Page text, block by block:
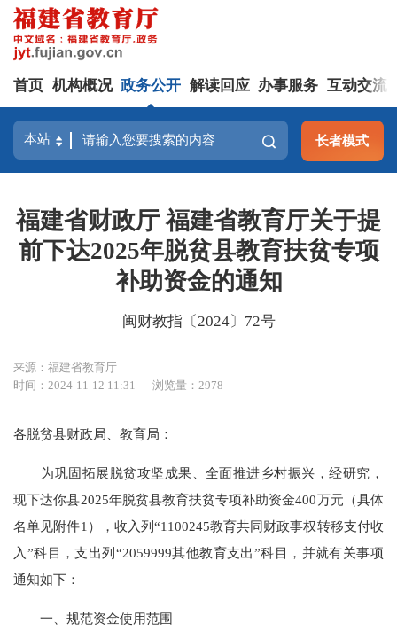
首页 机构概况 政务公开 解读回应 办事服务 互动交流
长者模式
福建省财政厅 福建省教育厅关于提
前下达2025年脱贫县教育扶贫专项
补助资金的通知
闽财教指〔2024〕72号
来源：福建省教育厅
时间：2024-11-12 11:31
浏览量：2978
各脱贫县财政局、教育局：
为巩固拓展脱贫攻坚成果、全面推进乡村振兴，经研究，
现下达你县2025年脱贫县教育扶贫专项补助资金400万元（具体
名单见附件1），收入列“1100245教育共同财政事权转移支付收
入”科目，支出列“2059999其他教育支出”科目，并就有关事项
通知如下：
一、规范资金使用范围